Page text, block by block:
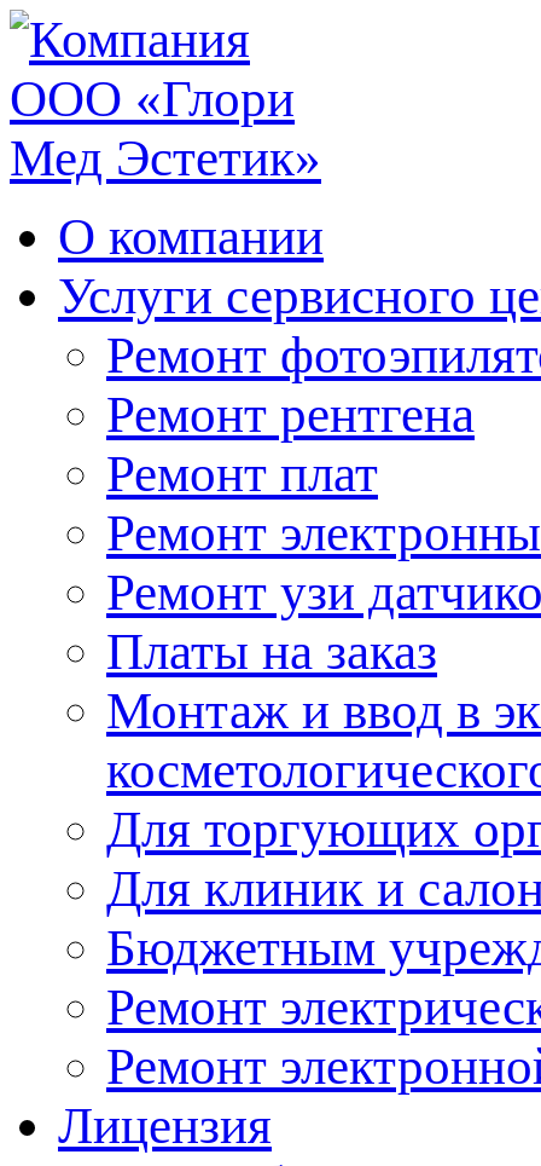
О компании
Услуги сервисного
Ремонт
Ремонт рентгена
Ремонт плат
Ремонт
Ремонт узи
Платы на заказ
Монтаж и ввод в
Для торгующих
Для клиник и
Бюджетным
Ремонт
Ремонт
Лицензия